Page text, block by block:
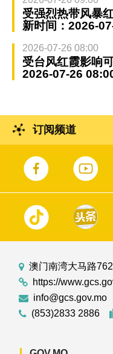
受强烈热带风暴
新时间：2026-
2026-07-26 08:00
受台风红霞影响
2026-07-26 08:00
订阅频道
澳门南湾大马路
https://
info@gcs.gov.mo
(853)2833 2886